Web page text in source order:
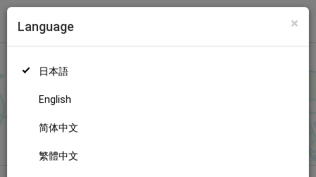
トップ
×
Language
日本語
English
简体中文
繁體中文
のファンが応援しています。